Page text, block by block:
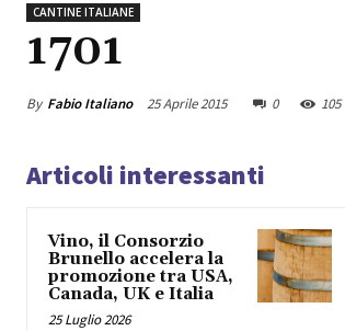
CANTINE ITALIANE
1701
By Fabio Italiano 25 Aprile 2015 0 105
Articoli interessanti
Vino, il Consorzio
Brunello accelera la
promozione tra USA,
Canada, UK e Italia
25 Luglio 2026